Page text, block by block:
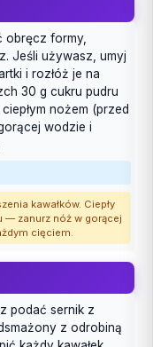
obręcz formy,
Jeśli używasz, umyj
i rozłóż je na
30 g cukru pudru
nożem (przed
wodzie i
kawałków. Ciepły
— zanurz nóż w gorącej
cięciem.
podać sernik z
z odrobiną